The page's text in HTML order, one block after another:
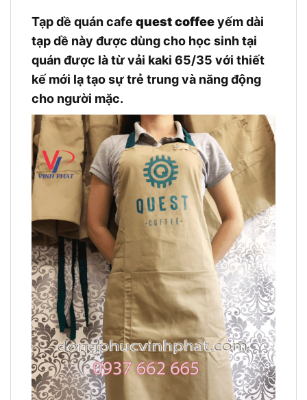
Tạp dề quán cafe quest coffeeyếm dài
tạp dề này được dùng cho học sinh tại
quán được là từ vải kaki 65/35 với thiết
kế mới lạ tạo sự trẻ trung và năng động
cho người mặc.